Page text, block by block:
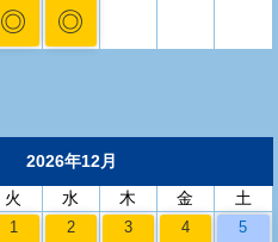
◎ ◎
2026年12月
火 水 木 金 土
1 2 3 4 5